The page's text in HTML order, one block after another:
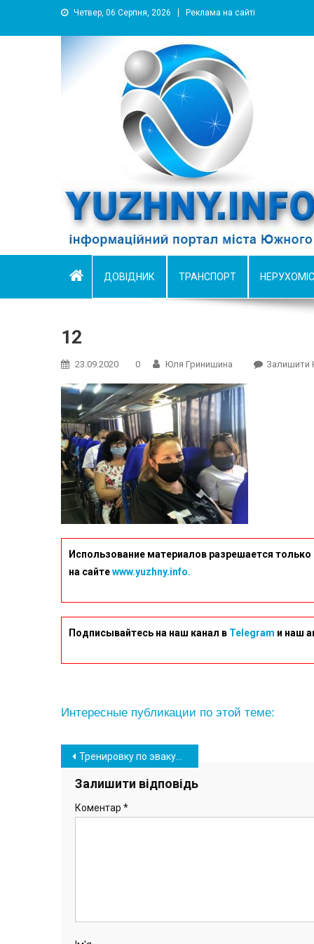
Четвер, 06 Серпня, 2026 Реклама на сайті
YUZHNY.INFO
информационный портал города Южный
ДОВІДНИК ТРАНСПОРТ
12
23.09.2020 0 Юля Гринишина Залишити
Использование материалов разрешается
на сайтеwww.yuzhny.info.
Подписывайтесь на наш канал в Telegram и наш
Интересные публикации по этой теме:
Навігація
записів
Тренировку по эвакуации в случае выброса аммиака провели в порту «Южный» (фото)
Залишити відповідь
Коментар *